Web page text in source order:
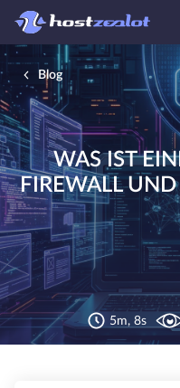
Blog
WAS IST
FIREWALL
5m, 8s